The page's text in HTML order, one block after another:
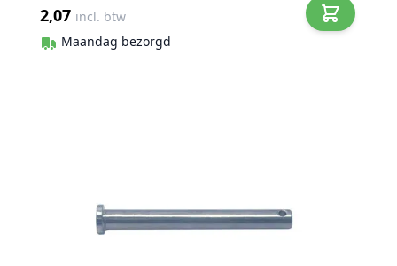
2,07 incl. btw
Maandag bezorgd